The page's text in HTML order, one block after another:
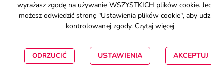
skutkować:
systemów informatycznych lub danych w nich
przez innych użytkowników
w szczególności polegających na
ich wyraźnej, pisemnej zgody.
Uczestników mogą być modyfikowane bądź
z postanowieniami niniejszego regulaminu.
wyrażasz zgodę na używanie WSZYSTKICH plików cookie.
możesz odwiedzić stronę "Ustawienia plików cookie", aby
kontrolowanej zgody. Czytaj więcej
ODRZUCIĆ USTAWIENIA AKCEPTUJ